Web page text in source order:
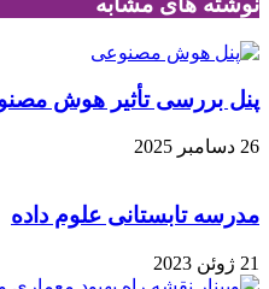
پنل بررسی تأثیر هوش
26 دسامبر 2025
مدرسه تابستانی علوم داده
21 ژوئن 2023